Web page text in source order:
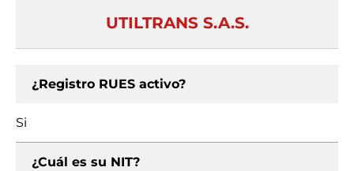
UTILTRANS S.A.S.
¿Registro RUES activo?
Si
¿Cuál es su NIT?